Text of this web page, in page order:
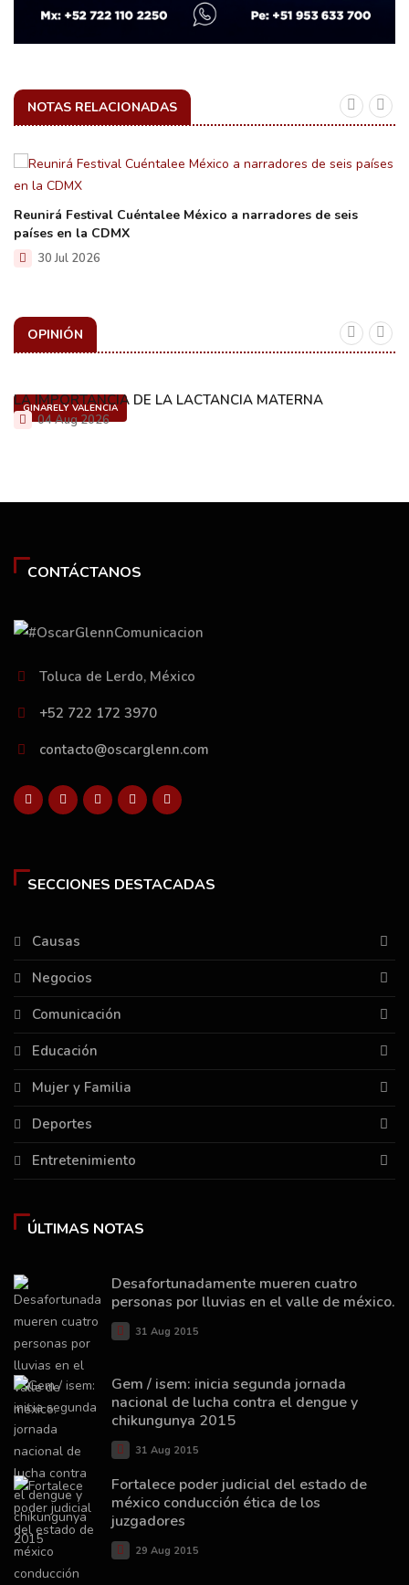
NOTAS RELACIONADAS
Reunirá Festival Cuéntalee México a narradores de seis
países en la CDMX
30 Jul 2026
OPINIÓN
GINARELY VALENCIA
LA IMPORTANCIA DE LA LACTANCIA MATERNA
04 Aug 2026
CONTÁCTANOS
Toluca de Lerdo, México
+52 722 172 3970
contacto@oscarglenn.com
SECCIONES DESTACADAS
Causas
Negocios
Comunicación
Educación
Mujer y Familia
Deportes
Entretenimiento
ÚLTIMAS NOTAS
Desafortunadamente mueren cuatro
personas por lluvias en el valle de méxico.
31 Aug 2015
Gem / isem: inicia segunda jornada
nacional de lucha contra el dengue y
chikungunya 2015
31 Aug 2015
Fortalece poder judicial del estado de
méxico conducción ética de los
juzgadores
29 Aug 2015